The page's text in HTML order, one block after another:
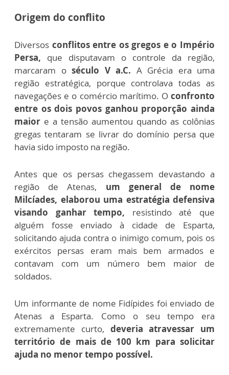
Origem do conflito
Diversos conflitos entre os gregos e o Império
Persa, que disputavam o controle da região,
marcaram o século V a.C. A Grécia era uma
região estratégica, porque controlava todas as
navegações e o comércio marítimo. Oconfronto
entre os dois povos ganhou proporção ainda
maior e a tensão aumentou quando as colônias
gregas tentaram se livrar do domínio persa que
havia sido imposto na região.
Antes que os persas chegassem devastando a
região de Atenas, um general de nome
Milcíades, elaborou uma estratégia defensiva
visando ganhar tempo, resistindo até que
alguém fosse enviado à cidade de Esparta,
solicitando ajuda contra o inimigo comum, pois os
exércitos persas eram mais bem armados e
contavam com um número bem maior de
soldados.
Um informante de nome Fidípides foi enviado de
Atenas a Esparta. Como o seu tempo era
extremamente curto, deveria atravessar um
território de mais de 100 km para solicitar
ajuda no menor tempo possível.